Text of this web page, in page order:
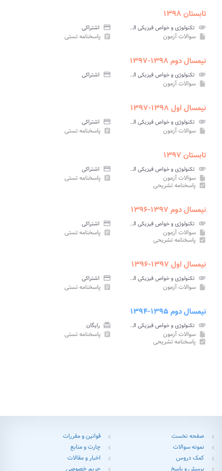
تابستان ۱۳۹۸
attachment تکنولوژی و خواص فیزیکی الیاف پیام نور credit_card اشتراکی
insert_drive_file سوالات آزمون assignment پاسخنامه تستی
نیمسال دوم ۱۳۹۸-۱۳۹۷
attachment تکنولوژی و خواص فیزیکی الیاف پیام نور credit_card اشتراکی
insert_drive_file سوالات آزمون
نیمسال اول ۱۳۹۸-۱۳۹۷
attachment تکنولوژی و خواص فیزیکی الیاف پیام نور credit_card اشتراکی
insert_drive_file سوالات آزمون assignment پاسخنامه تستی
تابستان ۱۳۹۷
attachment تکنولوژی و خواص فیزیکی الیاف پیام نور credit_card اشتراکی
insert_drive_file سوالات آزمون assignment پاسخنامه تستی
assignment_turned_in پاسخنامه تشریحی
نیمسال دوم ۱۳۹۷-۱۳۹۶
attachment تکنولوژی و خواص فیزیکی الیاف پیام نور credit_card اشتراکی
insert_drive_file سوالات آزمون assignment پاسخنامه تستی
assignment_turned_in پاسخنامه تشریحی
نیمسال اول ۱۳۹۷-۱۳۹۶
attachment تکنولوژی و خواص فیزیکی الیاف پیام نور credit_card اشتراکی
insert_drive_file سوالات آزمون assignment پاسخنامه تستی
نیمسال دوم ۱۳۹۵-۱۳۹۴
attachment تکنولوژی و خواص فیزیکی الیاف پیام نور card_giftcard رایگان
insert_drive_file سوالات آزمون assignment پاسخنامه تستی
assignment_turned_in پاسخنامه تشریحی
chevron_left صفحه نخست chevron_left قوانین و مقررات
chevron_left نمونه سوالات chevron_left چارت و منابع
chevron_left کمک دروس chevron_left اخبار و مقالات
پرسش و پاسخ حریم خصوصی